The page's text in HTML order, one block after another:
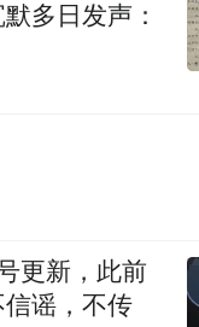
多日发声：
更新，此前
信谣，不传